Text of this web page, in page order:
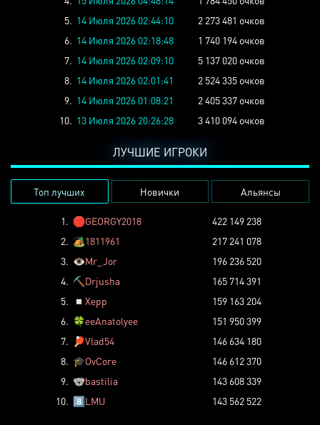
5. 14 Июля 2026 02:44:10
2 273 481 очков
6. 14 Июля 2026 02:18:48
1 740 194 очков
7. 14 Июля 2026 02:09:10
5 137 020 очков
8. 14 Июля 2026 02:01:41
2 524 335 очков
9. 14 Июля 2026 01:08:21
2 405 337 очков
10. 13 Июля 2026 20:26:28 3 410 094 очков
ЛУЧШИЕ ИГРОКИ
Топ лучших Новички Альянсы
1. 🛑GEORGY2018
422 149 238
2. 🏕️1811961
217 241 078
3. 👁️Mr_Jor
196 236 520
4. ⛏️ Drjusha
165 714 391
5.
◽ Xepp
159 163 204
6. 🍀eeAnatolyee
151 950 399
7.
🏓Vlad54
146 634 180
8. 🎓OvCore
146 612 370
9. 🐨bastilia
143 608 339
10. 8️⃣LMU 143 562 522